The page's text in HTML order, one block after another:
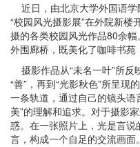
近日，由北京大学外国语学
“校园风光摄影展”在外院新
摄的各类校园风光作品80余
外围廊桥，既美化了咖啡书苑
摄影作品从“未名一叶”所反
“善”，再到“光影秋色”所呈现
一条轨道，通过自己的镜头语
美”的理解和追求。对于摄影
惑。在一张照片上，光是言
言，构成一个自足的交流画面。